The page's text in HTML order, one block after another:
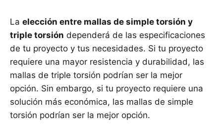
La elección entre mallas de simple torsión y
triple torsión dependerá de las especificaciones
de tu proyecto y tus necesidades. Si tu proyecto
requiere una mayor resistencia y durabilidad, las
mallas de triple torsión podrían ser la mejor
opción. Sin embargo, si tu proyecto requiere una
solución más económica, las mallas de simple
torsión podrían ser la mejor opción.